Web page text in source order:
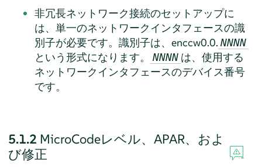
非冗長ネットワーク接続のセットアップに
は、単一のネットワークインタフェースの識
別子が必要です。識別子は、enccw0.0. NNNN
という形式になります。 NNNN は、使用する
ネットワークインタフェースのデバイス番号
です。
5.1.2 MicroCodeレベル、APAR、およ
び修正